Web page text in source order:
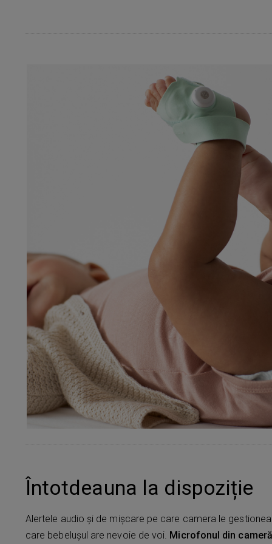
Întotdeauna la dispoziție
Alertele audio și de mișcare pe care camera le
care bebelușul are nevoie de voi. Microfonul din cameră